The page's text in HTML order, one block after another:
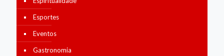
Esportes
Eventos
Gastronomia